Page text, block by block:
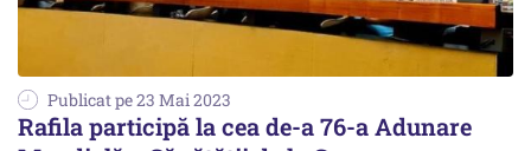
Publicat pe 23 Mai 2023
Rafila participă la cea de-a 76-a Adunare